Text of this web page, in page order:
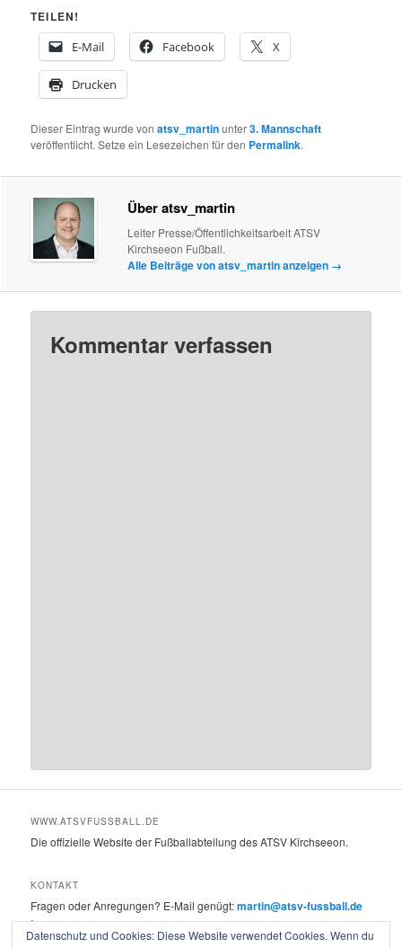
TEILEN!
E-Mail
Facebook X
Drucken
Dieser Eintrag wurde vonatsv_martinunter3. Mannschaft
veröffentlicht. Setze ein Lesezeichen für den Permalink.
Über atsv_martin
Leiter Presse/Öffentlichkeitsarbeit ATSV
Kirchseeon Fußball.
Alle Beiträge von atsv_martin anzeigen →
Kommentar verfassen
WWW.ATSVFUSSBALL.DE
Die offizielle Website der Fußballabteilung des ATSV Kirchseeon.
KONTAKT
Fragen oder Anregungen? E-Mail genügt:martin@atsv-fussball.de
Impressum
Datenschutz und Cookies: Diese Website verwendet Cookies. Wenn du